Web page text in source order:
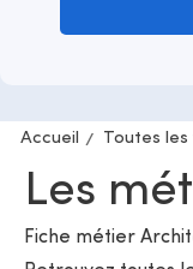
Accueil Toutes
Les
Fiche métier